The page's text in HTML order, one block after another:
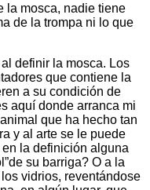
la mosca, nadie tiene
de la trompa ni lo que
definir la mosca. Los
que contiene la
a su condición de
aquí donde arranca mi
que ha hecho tan
y al arte se le puede
la definición alguna
su barriga? O a la
vidrios, reventándose